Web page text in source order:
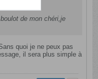
de mon chéri,je
quoi je ne peux pas
il sera plus simple à